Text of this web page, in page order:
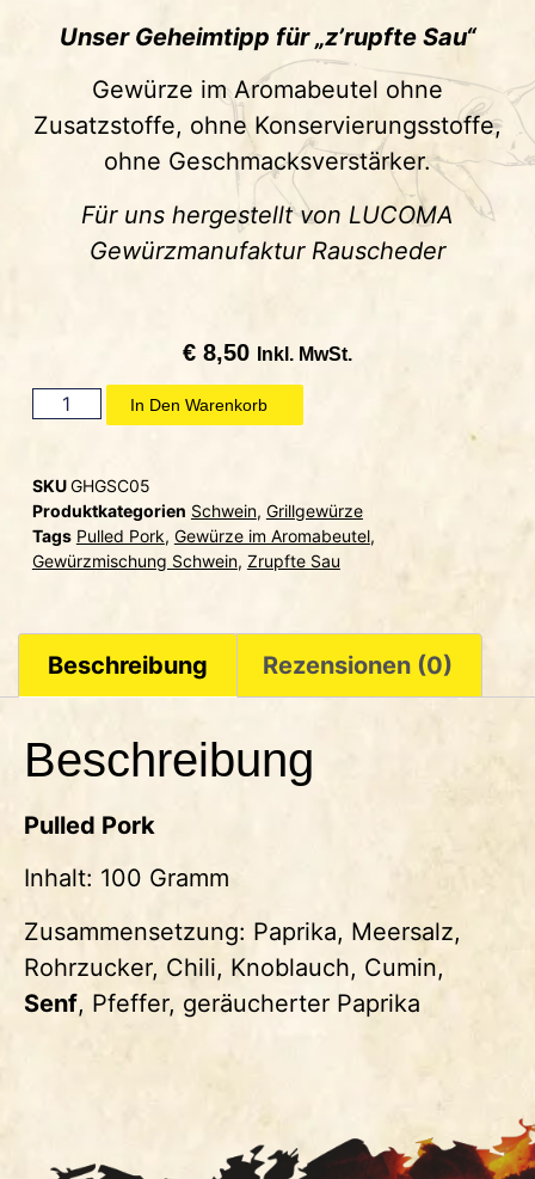
Unser Geheimtipp für „z’rupfte Sau“
Gewürze im Aromabeutel ohne
Zusatzstoffe, ohne Konservierungsstoffe,
ohne Geschmacksverstärker.
Für uns hergestellt von LUCOMA
Gewürzmanufaktur Rauscheder
€ 8,50 Inkl. MwSt.
In Den Warenkorb
SKUGHGSC05
Produktkategorien Schwein, Grillgewürze
Tags Pulled Pork, Gewürze im Aromabeutel,
Gewürzmischung Schwein, Zrupfte Sau
Beschreibung Rezensionen (0)
Beschreibung
Pulled Pork
Inhalt: 100 Gramm
Zusammensetzung: Paprika, Meersalz,
Rohrzucker, Chili, Knoblauch, Cumin,
Senf, Pfeffer, geräucherter Paprika